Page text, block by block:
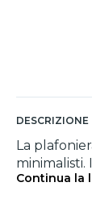
DESCRIZIONE
La
minimalisti.
con un
Continua la